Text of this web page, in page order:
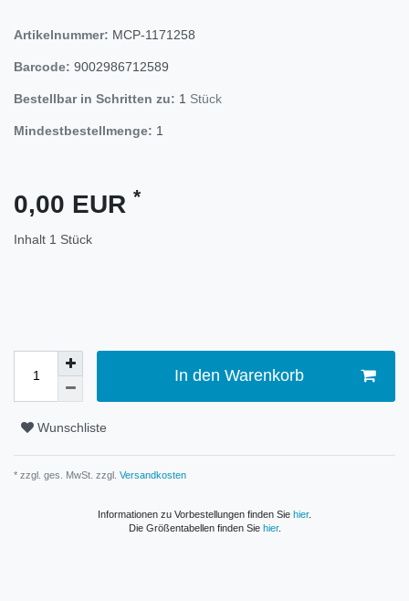
Artikelnummer: MCP-1171258
Barcode: 9002986712589
Bestellbar in Schritten zu: 1 Stück
Mindestbestellmenge: 1
0,00 EUR *
Inhalt 1 Stück
In den Warenkorb
Wunschliste
* zzgl. ges. MwSt. zzgl. Versandkosten
Informationen zu Vorbestellungen finden Sie hier.
Die Größentabellen finden Sie hier.